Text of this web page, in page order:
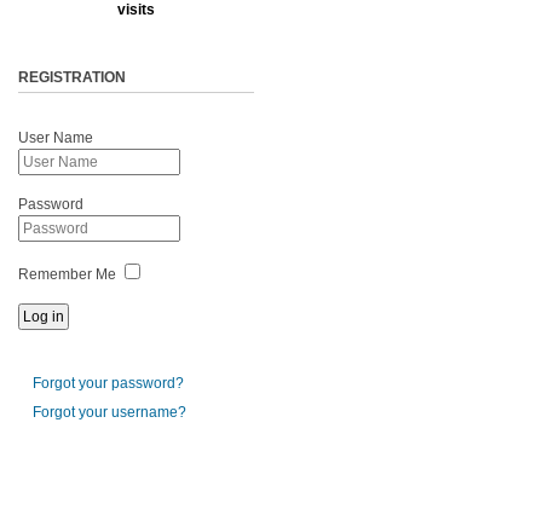
visits
REGISTRATION
User Name
Password
Remember Me
Forgot your password?
Forgot your username?